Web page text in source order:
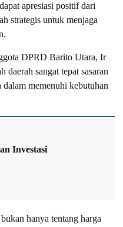
apresiasi positif dari
strategis untuk menjaga
DPRD Barito Utara, Ir
sangat tepat sasaran
memenuhi kebutuhan
Investasi
hanya tentang harga